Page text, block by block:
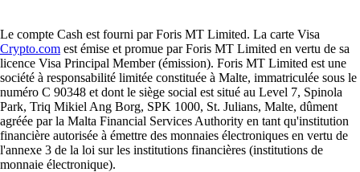
Le compte Cash est fourni par Foris MT Limited. La carte Visa
Crypto.com est émise et promue par Foris MT Limited en vertu de sa
licence Visa Principal Member (émission). Foris MT Limited est une
société à responsabilité limitée constituée à Malte, immatriculée sous le
numéro C 90348 et dont le siège social est situé au Level 7, Spinola
Park, Triq Mikiel Ang Borg, SPK 1000, St. Julians, Malte, dûment
agréée par la Malta Financial Services Authority en tant qu'institution
financière autorisée à émettre des monnaies électroniques en vertu de
l'annexe 3 de la loi sur les institutions financières (institutions de
monnaie électronique).